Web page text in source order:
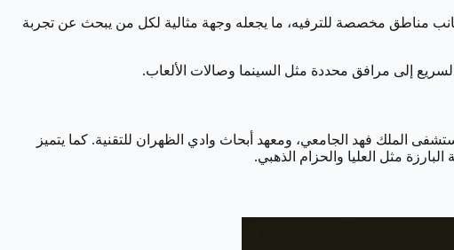
الوجهات السياحية والتجارية في المنطقة الشرقية. يضم أكثر من 300 متجر متنوع، إلى جانب مناطق مخصصة للترفيه، ما يجعله وجهة مثالية لكل من يبحث عن تجربة
إلى مرافق محددة مثل السينما وصالات الألعاب.
الملك فهد الجامعي، ومعهد أبحاث وادي الظهران للتقنية. كما يتميز
مثل العليا والحزام الذهبي.